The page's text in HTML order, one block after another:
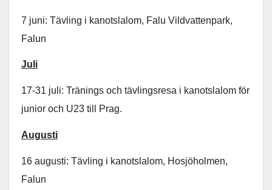
7 juni: Tävling i kanotslalom, Falu Vildvattenpark,
Falun
Juli
17-31 juli: Tränings och tävlingsresa i kanotslalom för
junior och U23 till Prag.
Augusti
16 augusti: Tävling i kanotslalom, Hosjöholmen,
Falun